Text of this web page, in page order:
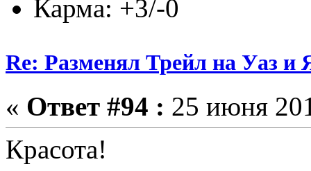
Карма: +3/-0
Re: Разменял Трейл на Уаз и
« Ответ #94 : 25 июня
Красота!